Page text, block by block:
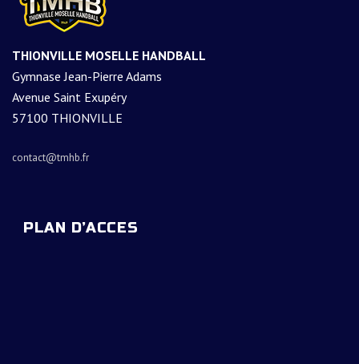
THIONVILLE MOSELLE HANDBALL
Gymnase Jean-Pierre Adams
Avenue Saint Exupéry
57100 THIONVILLE
contact@tmhb.fr
PLAN D’ACCES